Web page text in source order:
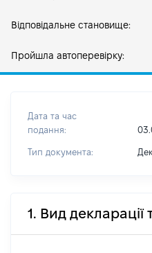
Відповідальне становище:
Пройшла автоперевірку:
Дата та час
подання:
Тип документа:
1. Вид декларації